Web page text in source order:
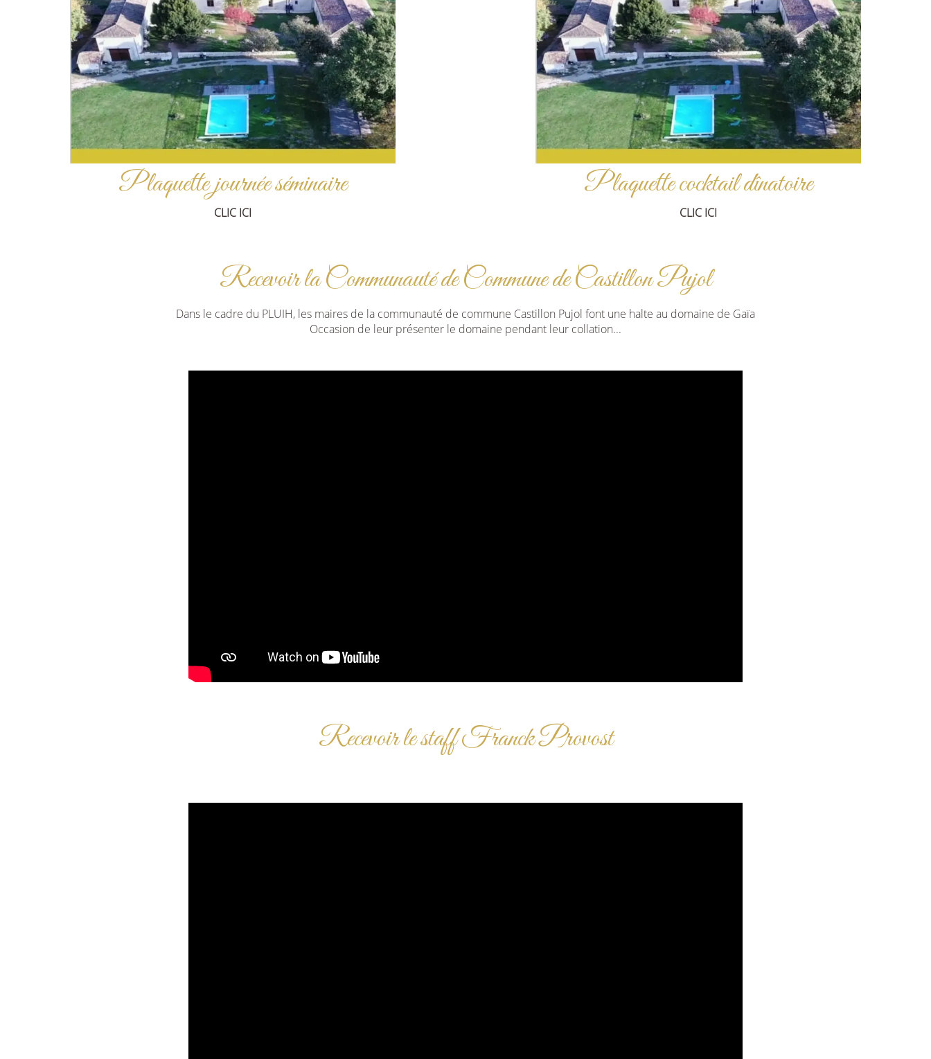
Plaquette journée séminaire
CLIC ICI
Plaquette cocktail dînatoire
CLIC ICI
Recevoir la Communauté de Commune de Castillon Pujol
Dans le cadre du PLUIH, les maires de la communauté de commune Castillon Pujol font une halte au domaine de Gaïa
Occasion de leur présenter le domaine pendant leur collation...
Recevoir le staff Franck Provost